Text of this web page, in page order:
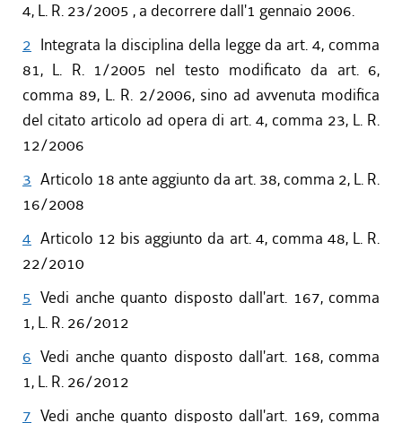
4, L. R. 23/2005 , a decorrere dall'1 gennaio 2006.
2 Integrata la disciplina della legge da art. 4, comma
81, L. R. 1/2005 nel testo modificato da art. 6,
comma 89, L. R. 2/2006, sino ad avvenuta modifica
del citato articolo ad opera di art. 4, comma 23, L. R.
12/2006
3 Articolo 18 ante aggiunto da art. 38, comma 2, L. R.
16/2008
4 Articolo 12 bis aggiunto da art. 4, comma 48, L. R.
22/2010
5 Vedi anche quanto disposto dall'art. 167, comma
1, L. R. 26/2012
6 Vedi anche quanto disposto dall'art. 168, comma
1, L. R. 26/2012
7 Vedi anche quanto disposto dall'art. 169, comma